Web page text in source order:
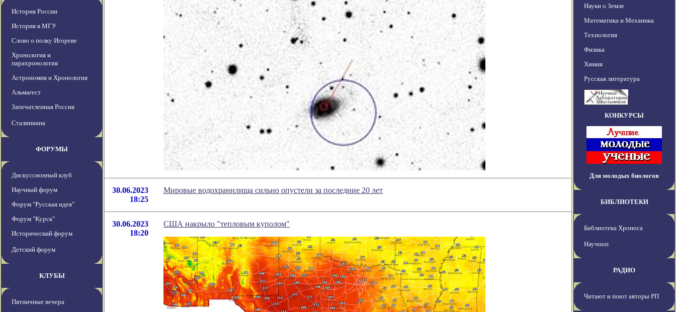
История России
История в МГУ
Слово о полку Игореве
Хронология и
парахронология
Астрономия и Хронология
Альмагест
Запечатленная Россия
Сталиниана
ФОРУМЫ
Дискуссионный клуб
Научный форум
Форум "Русская идея"
Форум "Курск"
Исторический форум
Детский форум
КЛУБЫ
Пятничные вечера
30.06.2023
18:25
Мировые водохранилища сильно опустели за последние 20 лет
30.06.2023
18:20
США накрыло "тепловым куполом"
Науки о Земле
Математика и Механика
Технология
Физика
Химия
Русская литература
КОНКУРСЫ
Для молодых биологов
БИБЛИОТЕКИ
Библиотека Хроноса
Научпоп
РАДИО
Читают и поют авторы РП